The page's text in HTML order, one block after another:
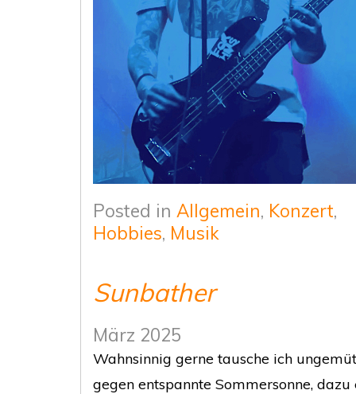
Posted in Allgemein, Konzert,
Hobbies, Musik
Sunbather
März 2025
Wahnsinnig gerne tausche ich
gegen entspannte Sommersonne,